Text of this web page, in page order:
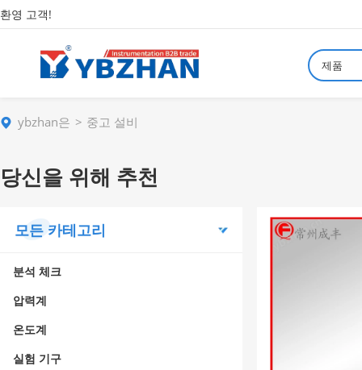
환영 고객!
제품
ybzhan은 중고 설비
당신을 위해 추천
모든 카테고리
분석 체크
압력계
온도계
실험 기구